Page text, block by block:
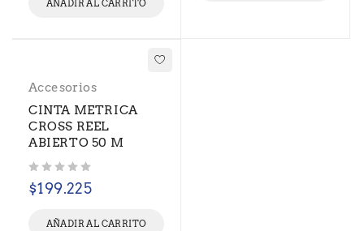
AÑADIR AL CARRITO
Accesorios
CINTA METRICA
CROSS REEL
ABIERTO 50 M
$199.225
AÑADIR AL CARRITO